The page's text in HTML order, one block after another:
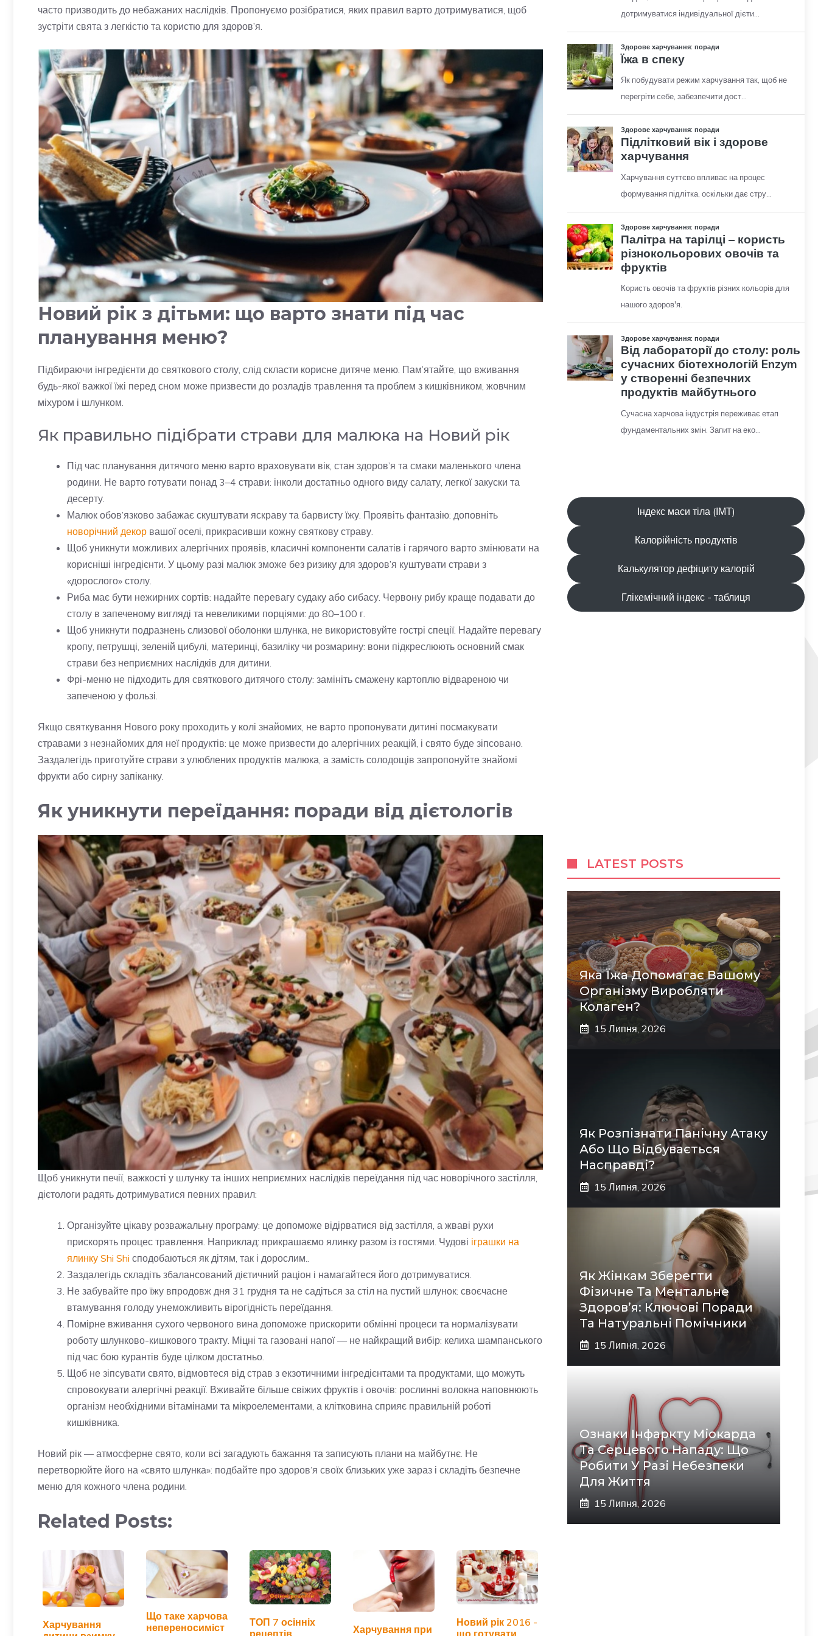
часто призводить до небажаних наслідків. Пропонуємо розібратися, яких правил варто дотримуватися, щоб
зустріти свята з легкістю та користю для здоров’я.
Новий рік з дітьми: що варто знати під час
планування меню?
Підбираючи інгредієнти до святкового столу, слід скласти корисне дитяче меню. Пам’ятайте, що вживання
будь-якої важкої їжі перед сном може призвести до розладів травлення та проблем з кишківником, жовчним
міхуром і шлунком.
Як правильно підібрати страви для малюка на Новий рік
Під час планування дитячого меню варто враховувати вік, стан здоров’я та смаки маленького члена
родини. Не варто готувати понад 3–4 страви: інколи достатньо одного виду салату, легкої закуски та
десерту.
Малюк обов’язково забажає скуштувати яскраву та барвисту їжу. Проявіть фантазію: доповніть
новорічний декор вашої оселі, прикрасивши кожну святкову страву.
Щоб уникнути можливих алергічних проявів, класичні компоненти салатів і гарячого варто змінювати на
корисніші інгредієнти. У цьому разі малюк зможе без ризику для здоров’я куштувати страви з
«дорослого» столу.
Риба має бути нежирних сортів: надайте перевагу судаку або сибасу. Червону рибу краще подавати до
столу в запеченому вигляді та невеликими порціями: до 80–100 г.
Щоб уникнути подразнень слизової оболонки шлунка, не використовуйте гострі спеції. Надайте перевагу
кропу, петрушці, зеленій цибулі, материнці, базиліку чи розмарину: вони підкреслюють основний смак
страви без неприємних наслідків для дитини.
Фрі-меню не підходить для святкового дитячого столу: замініть смажену картоплю відвареною чи
запеченою у фользі.
Якщо святкування Нового року проходить у колі знайомих, не варто пропонувати дитині посмакувати
стравами з незнайомих для неї продуктів: це може призвести до алергічних реакцій, і свято буде зіпсовано.
Заздалегідь приготуйте страви з улюблених продуктів малюка, а замість солодощів запропонуйте знайомі
фрукти або сирну запіканку.
Як уникнути переїдання: поради від дієтологів
Щоб уникнути печії, важкості у шлунку та інших неприємних наслідків переїдання під час новорічного застілля,
дієтологи радять дотримуватися певних правил:
Організуйте цікаву розважальну програму: це допоможе відірватися від застілля, а жваві рухи
прискорять процес травлення. Наприклад: прикрашаємо ялинку разом із гостями. Чудові іграшки на
ялинку Shi Shi сподобаються як дітям, так і дорослим..
Заздалегідь складіть збалансований дієтичний раціон і намагайтеся його дотримуватися.
Не забувайте про їжу впродовж дня 31 грудня та не садіться за стіл на пустий шлунок: своєчасне
втамування голоду унеможливить вірогідність переїдання.
Помірне вживання сухого червоного вина допоможе прискорити обмінні процеси та нормалізувати
роботу шлунково-кишкового тракту. Міцні та газовані напої — не найкращий вибір: келиха шампанського
під час бою курантів буде цілком достатньо.
Щоб не зіпсувати свято, відмовтеся від страв з екзотичними інгредієнтами та продуктами, що можуть
спровокувати алергічні реакції. Вживайте більше свіжих фруктів і овочів: рослинні волокна наповнюють
організм необхідними вітамінами та мікроелементами, а клітковина сприяє правильній роботі
кишківника.
Новий рік — атмосферне свято, коли всі загадують бажання та записують плани на майбутнє. Не
перетворюйте його на «свято шлунка»: подбайте про здоров’я своїх близьких уже зараз і складіть безпечне
меню для кожного члена родини.
Related Posts:
Харчування
Що таке харчова
непереносиміст
ТОП 7 осінніх
рецептів
Харчування при
Новий рік 2016 -
Індекс маси тіла (ІМТ)
Калорійність продуктів
Калькулятор дефіциту калорій
Глікемічний індекс - таблиця
LATEST POSTS
Яка Їжа Допомагає Вашому
Організму Виробляти
Колаген?
15 Липня, 2026
Як Розпізнати Панічну Атаку
Або Що Відбувається
Насправді?
15 Липня, 2026
Як Жінкам Зберегти
Фізичне Та Ментальне
Здоров’я: Ключові Поради
Та Натуральні Помічники
15 Липня, 2026
Ознаки Інфаркту Міокарда
Та Серцевого Нападу: Що
Робити У Разі Небезпеки
Для Життя
15 Липня, 2026